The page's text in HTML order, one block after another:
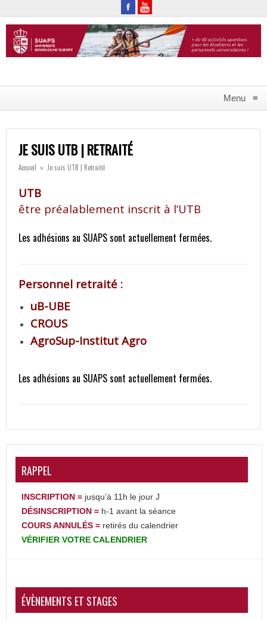
Menu ≡
JE SUIS UTB | RETRAITÉ
Accueil » Je suis UTB | Retraité
UTB
être préalablement inscrit à l’UTB
Les adhésions au SUAPS sont actuellement fermées.
Personnel retraité :
uB-UBE
CROUS
AgroSup-Institut Agro
Les adhésions au SUAPS sont actuellement fermées.
RAPPEL
INSCRIPTION = jusqu’à 11h le jour J
DÉSINSCRIPTION = h-1 avant la séance
COURS ANNULÉS = retirés du calendrier
VÉRIFIER VOTRE CALENDRIER
ÉVÈNEMENTS ET STAGES